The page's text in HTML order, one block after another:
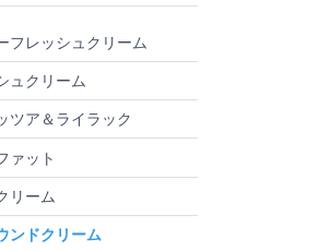
フレッシュクリーム
ュクリーム
ツア＆ライラック
ァット
リーム
ンドクリーム